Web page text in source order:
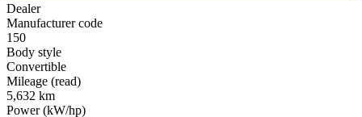
Dealer
Manufacturer code
150
Body style
Convertible
Mileage (read)
5,632 km
Power (kW/hp)